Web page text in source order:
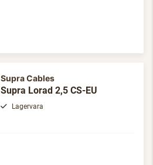
Supra Cables
Supra Lorad 2,5 CS-EU
Lagervara